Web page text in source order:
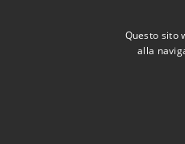
Questo sito
alla